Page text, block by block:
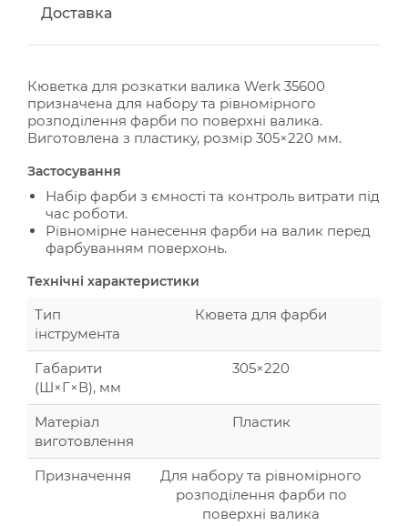
Доставка
Кюветка для розкатки валика Werk 35600
призначена для набору та рівномірного
розподілення фарби по поверхні валика.
Виготовлена з пластику, розмір 305×220 мм.
Застосування
Набір фарби з ємності та контроль витрати під
час роботи.
Рівномірне нанесення фарби на валик перед
фарбуванням поверхонь.
Технічні характеристики
Тип
інструмента
Кювета для фарби
Габарити
(Ш×Г×В), мм
305×220
Матеріал
виготовлення
Пластик
Призначення
Для набору та рівномірного
розподілення фарби по
поверхні валика